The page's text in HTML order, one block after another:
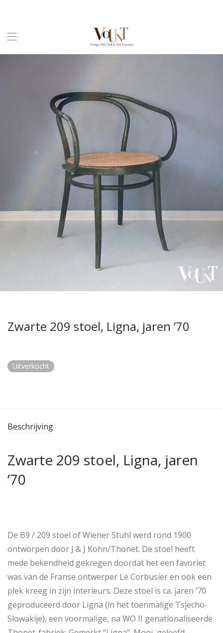
Zwarte 209 stoel, Ligna, jaren ’70
Uitverkocht
Beschrijving
Zwarte 209 stoel, Ligna, jaren
’70
De B9 / 209 stoel of Wiener Stuhl werd rond 1900
ontworpen door J & J Kohn/Thonet. De stoel heeft
mede bekendheid gekregen doordat het een favoriet
was van de Franse ontwerper Le Corbusier en ook een
plek kreeg in zijn interieurs. Deze stoel is ca. jaren ’70
geproduceerd door Ligna (in het toenmalige Tsjecho-
Slowakije), een voormalige, na WO II genationaliseerde